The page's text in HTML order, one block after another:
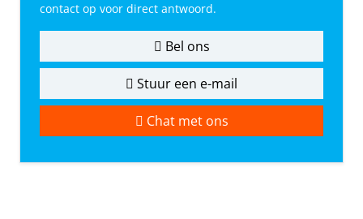
contact op voor direct antwoord.
Bel ons
Stuur een e-mail
Chat met ons